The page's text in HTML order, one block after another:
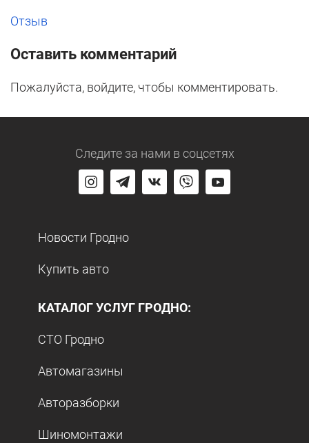
Отзыв
Оставить комментарий
Пожалуйста, войдите, чтобы комментировать.
Следите за нами в соцсетях
Новости Гродно
Купить авто
КАТАЛОГ УСЛУГ ГРОДНО:
СТО Гродно
Автомагазины
Авторазборки
Шиномонтажи